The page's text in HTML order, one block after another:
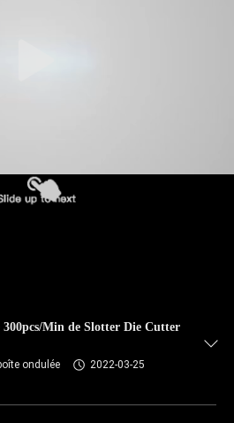
Min de Slotter Die Cutter
ondulée
2022-03-25